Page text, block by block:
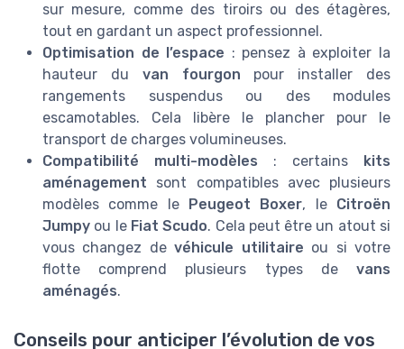
sur mesure, comme des tiroirs ou des étagères,
tout en gardant un aspect professionnel.
Optimisation de l’espace : pensez à exploiter la
hauteur du van fourgon pour installer des
rangements suspendus ou des modules
escamotables. Cela libère le plancher pour le
transport de charges volumineuses.
Compatibilité multi-modèles : certains
kits
aménagement sont compatibles avec plusieurs
modèles comme le
Peugeot Boxer, le Citroën
Jumpy ou le Fiat Scudo. Cela peut être un atout si
vous changez devéhicule utilitaire ou si votre
flotte comprend plusieurs types de vans
aménagés.
Conseils pour anticiper l’évolution de vos